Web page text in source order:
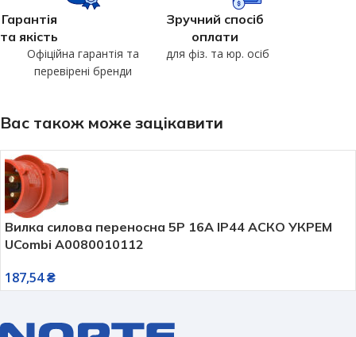
Гарантія
та якість
Офіційна гарантія та
перевірені бренди
Зручний спосіб
оплати
для фіз. та юр. осіб
Вас також може зацікавити
Вилка силова переносна 5P 16А IP44 АСКО УКРЕМ
UCombi A0080010112
187,54₴